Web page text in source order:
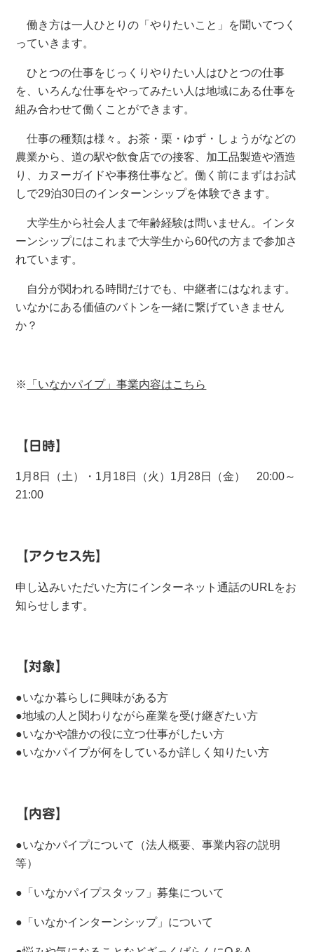
働き方は一人ひとりの「やりたいこと」を聞いてつく
っていきます。
ひとつの仕事をじっくりやりたい人はひとつの仕事
を、いろんな仕事をやってみたい人は地域にある仕事を
組み合わせて働くことができます。
仕事の種類は様々。お茶・栗・ゆず・しょうがなどの
農業から、道の駅や飲食店での接客、加工品製造や酒造
り、カヌーガイドや事務仕事など。働く前にまずはお試
しで29泊30日のインターンシップを体験できます。
大学生から社会人まで年齢経験は問いません。インタ
ーンシップにはこれまで大学生から60代の方まで参加さ
れています。
自分が関われる時間だけでも、中継者にはなれます。
いなかにある価値のバトンを一緒に繋げていきません
か？
※ 「いなかパイプ」事業内容はこちら
【日時】
1月8日（土）・1月18日（火）1月28日（金） 20:00～
21:00
【アクセス先】
申し込みいただいた方にインターネット通話のURLをお
知らせします。
【対象】
●いなか暮らしに興味がある方
●地域の人と関わりながら産業を受け継ぎたい方
●いなかや誰かの役に立つ仕事がしたい方
●いなかパイプが何をしているか詳しく知りたい方
【内容】
●いなかパイプについて（法人概要、事業内容の説明
等）
● 「いなかパイプスタッフ」募集について
●「いなかインターンシップ」について